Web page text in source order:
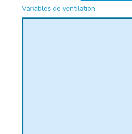
Variables de ventilation